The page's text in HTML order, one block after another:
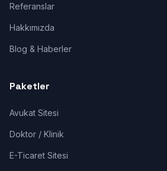
Referanslar
Hakkımızda
Blog & Haberler
Paketler
Avukat Sitesi
Doktor / Klinik
E-Ticaret Sitesi